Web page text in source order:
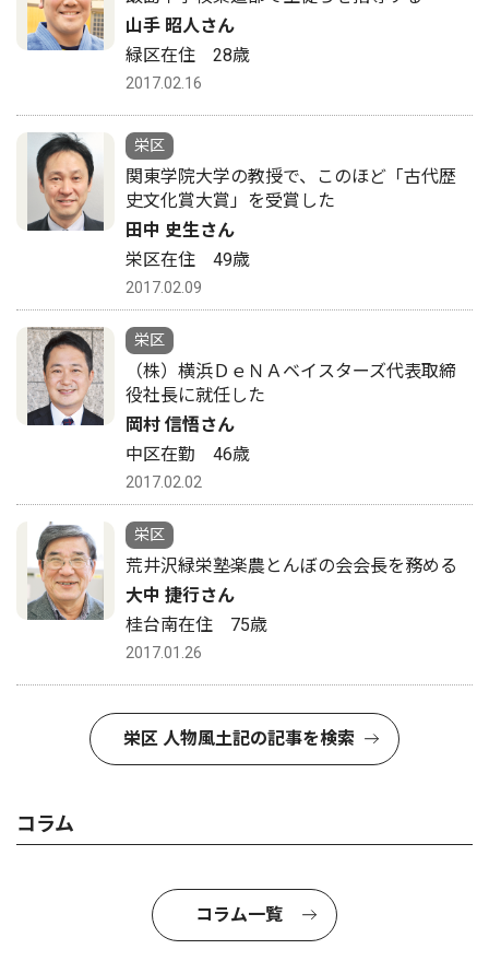
山手 昭人さん
緑区在住 28歳
2017.02.16
栄区
関東学院大学の教授で、このほど「古代歴
史文化賞大賞」を受賞した
田中 史生さん
栄区在住 49歳
2017.02.09
栄区
（株）横浜ＤｅＮＡベイスターズ代表取締
役社長に就任した
岡村 信悟さん
中区在勤 46歳
2017.02.02
栄区
荒井沢緑栄塾楽農とんぼの会会長を務める
大中 捷行さん
桂台南在住 75歳
2017.01.26
栄区 人物風土記の記事を検索
コラム
コラム一覧